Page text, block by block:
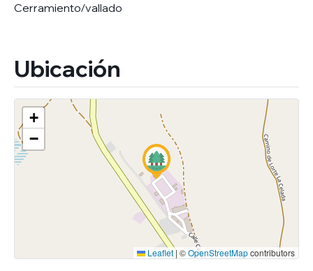
Cerramiento/vallado
Ubicación
+
−
Leaflet|©OpenStreetMapcontributors